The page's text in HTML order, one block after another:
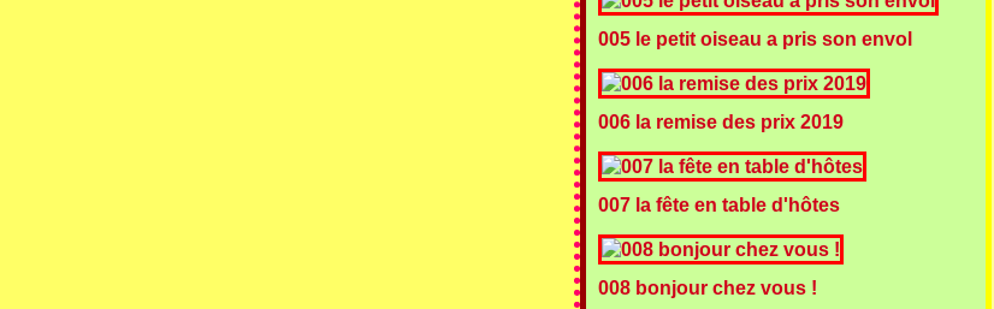
005 le petit oiseau a pris son envol
006 la remise des prix 2019
007 la fête en table d'hôtes
008 bonjour chez vous !